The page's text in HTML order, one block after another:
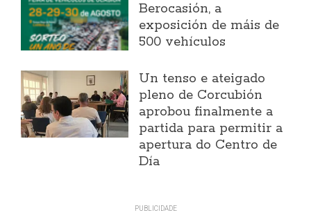
Berocasión, a
exposición de máis de
500 vehículos
Un tenso e ateigado
pleno de Corcubión
aprobou finalmente a
partida para permitir a
apertura do Centro de
Día